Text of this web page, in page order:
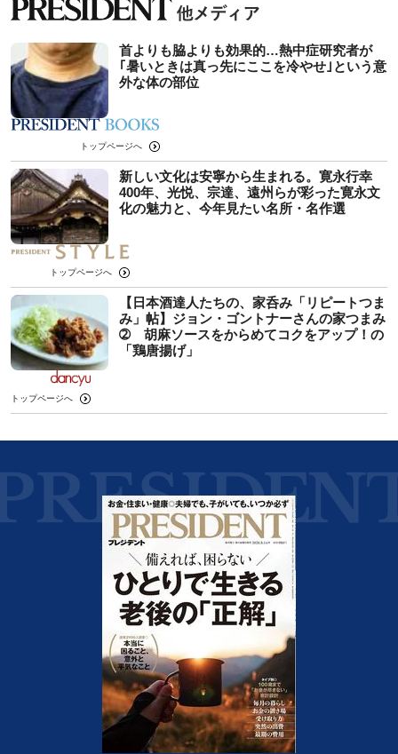
首よりも脇よりも効果的…熱中症研究者が
｢暑いときは真っ先にここを冷やせ｣という意
外な体の部位
トップページへ
新しい文化は安寧から生まれる。寛永行幸
400年、光悦、宗達、遠州らが彩った寛永文
化の魅力と、今年見たい名所・名作選
トップページへ
【日本酒達人たちの、家呑み「リピートつま
み」帖】ジョン・ゴントナーさんの家つまみ
➁ 胡麻ソースをからめてコクをアップ！の
「鶏唐揚げ」
トップページへ